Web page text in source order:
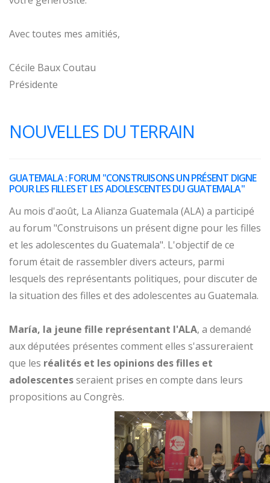
Avec toutes mes amitiés,
Cécile Baux Coutau
Présidente
NOUVELLES DU TERRAIN
GUATEMALA : FORUM "CONSTRUISONS UN PRÉSENT DIGNE
POUR LES FILLES ET LES ADOLESCENTES DU GUATEMALA"
Au mois d'août, La Alianza Guatemala (ALA) a participé
au forum "Construisons un présent digne pour les filles
et les adolescentes du Guatemala". L'objectif de ce
forum était de rassembler divers acteurs, parmi
lesquels des représentants politiques, pour discuter de
la situation des filles et des adolescentes au Guatemala.
María, la jeune fille représentant l'ALA, a demandé
aux députées présentes comment elles s'assureraient
que les réalités et les opinions des filles et
adolescentesseraient prises en compte dans leurs
propositions au Congrès.